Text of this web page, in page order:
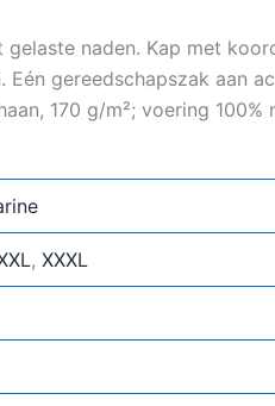
naden. Kap met
gereedschapszak aan
170 g/m²; voering
,XXXL